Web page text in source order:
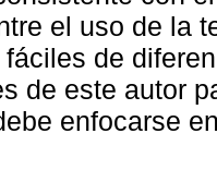
el uso de la
de
de este autor
enfocarse